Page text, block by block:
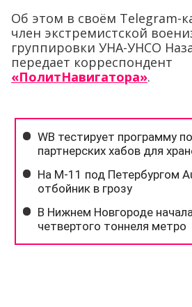
Об этом в своём Telegram-
член экстремистской
группировки УНА-УНСО
передает корреспондент
«ПолитНавигатора».